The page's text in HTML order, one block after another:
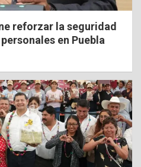
reforzar la seguridad
en Puebla